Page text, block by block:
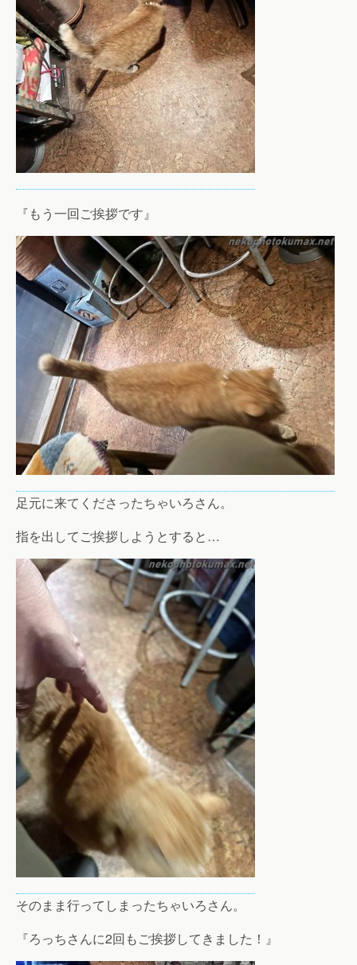
『もう一回ご挨拶です』
足元に来てくださったちゃいろさん。
指を出してご挨拶しようとすると…
そのまま行ってしまったちゃいろさん。
『ろっちさんに2回もご挨拶してきました！』